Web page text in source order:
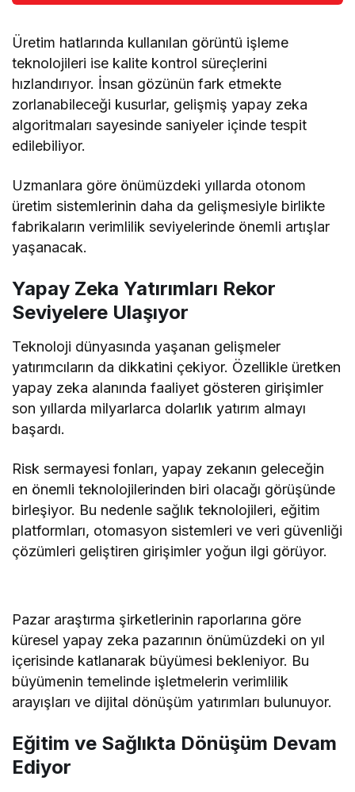
Üretim hatlarında kullanılan görüntü işleme
teknolojileri ise kalite kontrol süreçlerini
hızlandırıyor. İnsan gözünün fark etmekte
zorlanabileceği kusurlar, gelişmiş yapay zeka
algoritmaları sayesinde saniyeler içinde tespit
edilebiliyor.
Uzmanlara göre önümüzdeki yıllarda otonom
üretim sistemlerinin daha da gelişmesiyle birlikte
fabrikaların verimlilik seviyelerinde önemli artışlar
yaşanacak.
Yapay Zeka Yatırımları Rekor
Seviyelere Ulaşıyor
Teknoloji dünyasında yaşanan gelişmeler
yatırımcıların da dikkatini çekiyor. Özellikle üretken
yapay zeka alanında faaliyet gösteren girişimler
son yıllarda milyarlarca dolarlık yatırım almayı
başardı.
Risk sermayesi fonları, yapay zekanın geleceğin
en önemli teknolojilerinden biri olacağı görüşünde
birleşiyor. Bu nedenle sağlık teknolojileri, eğitim
platformları, otomasyon sistemleri ve veri güvenliği
çözümleri geliştiren girişimler yoğun ilgi görüyor.
Pazar araştırma şirketlerinin raporlarına göre
küresel yapay zeka pazarının önümüzdeki on yıl
içerisinde katlanarak büyümesi bekleniyor. Bu
büyümenin temelinde işletmelerin verimlilik
arayışları ve dijital dönüşüm yatırımları bulunuyor.
Eğitim ve Sağlıkta Dönüşüm Devam
Ediyor